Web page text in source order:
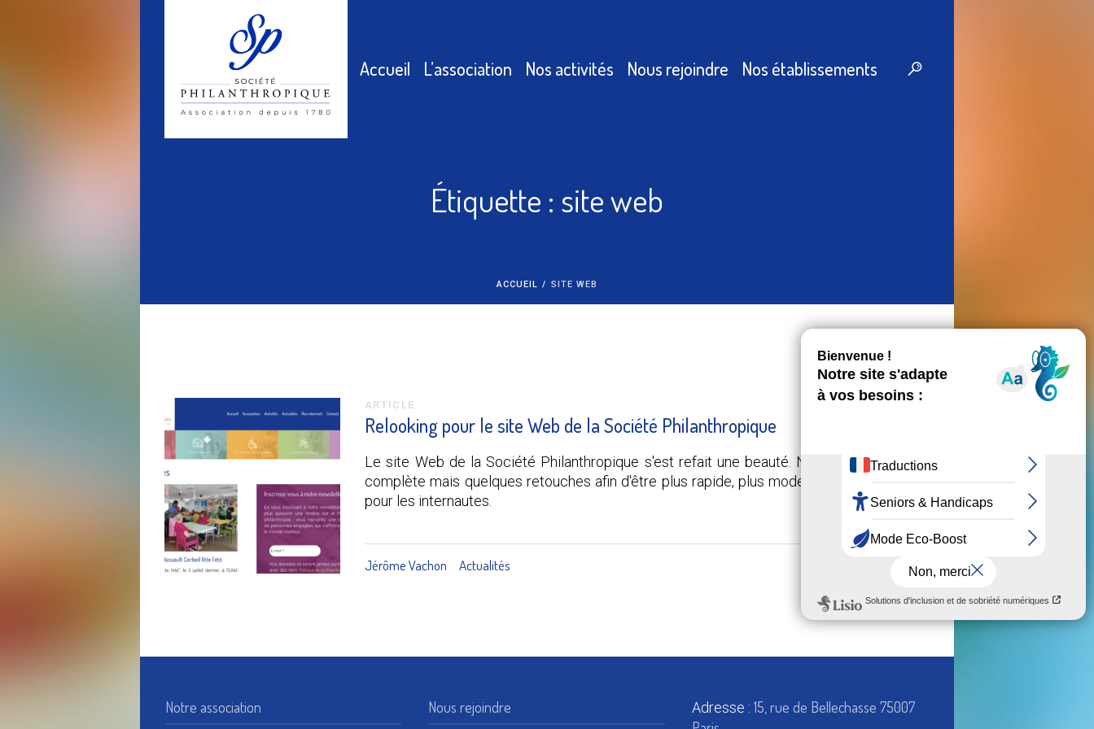
Accueil L’association Nos activités Nous rejoindre Nos établissements
Étiquette : site web
ACCUEIL / SITE WEB
ARTICLE
Relooking pour le site Web de la Société Philanthropique
Le site Web de la Société Philanthropique s'est refait une beauté. Non pas une refonte
complète mais quelques retouches afin d'être plus rapide, plus moderne et plus pratique
pour les internautes.
Jérôme Vachon Actualités 5 OCTOBRE 2023
Notre association Nous rejoindre Adresse :15, rue de Bellechasse 75007